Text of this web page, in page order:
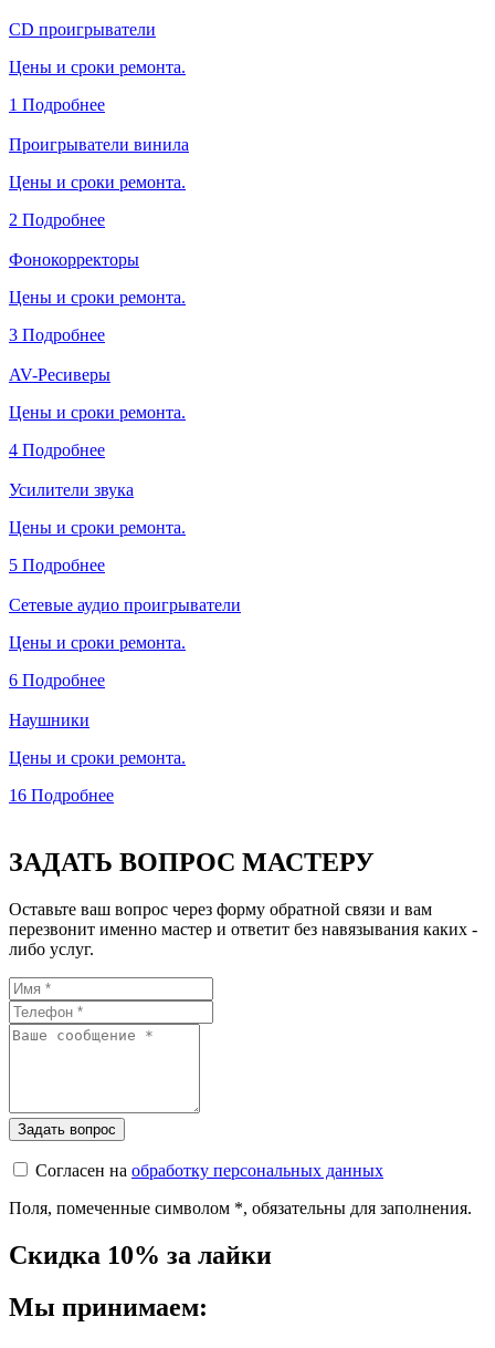
CD проигрыватели
Цены и сроки ремонта.
1 Подробнее
Проигрыватели винила
Цены и сроки ремонта.
2 Подробнее
Фонокорректоры
Цены и сроки ремонта.
3 Подробнее
AV-Ресиверы
Цены и сроки ремонта.
4 Подробнее
Усилители звука
Цены и сроки ремонта.
5 Подробнее
Сетевые аудио проигрыватели
Цены и сроки ремонта.
6 Подробнее
Наушники
Цены и сроки ремонта.
16 Подробнее
ЗАДАТЬ ВОПРОС МАСТЕРУ
Оставьте ваш вопрос через форму обратной связи и вам
перезвонит именно мастер и ответит без навязывания каких -
либо услуг.
Согласен на обработку персональных данных
Поля, помеченные символом *, обязательны для заполнения.
Скидка 10% за лайки
Мы принимаем: